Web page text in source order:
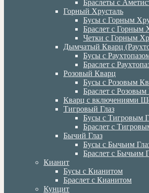
Браслеты с
Горный Хрусталь
Бусы с Горным
Браслет с Горным
Четки с Горным
Дымчатый Кварц
Бусы с
Браслет с
Розовый Кварц
Бусы с Розовым
Браслет с
Кварц с включениями
Тигровый Глаз
Бусы с Тигровым
Браслет с
Бычий Глаз
Бусы с Бычьим
Браслет с Бычьим
Кианит
Бусы с Кианитом
Браслет с Кианитом
Кунцит